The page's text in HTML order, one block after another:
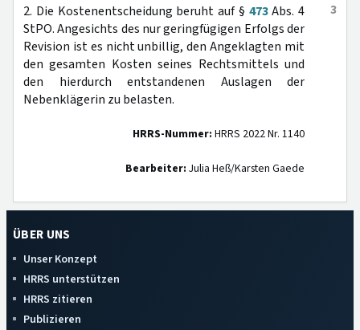
3
2. Die Kostenentscheidung beruht auf § 473Abs. 4
StPO. Angesichts des nur geringfügigen Erfolgs der
Revision ist es nicht unbillig, den Angeklagten mit
den gesamten Kosten seines Rechtsmittels und
den hierdurch entstandenen Auslagen der
Nebenklägerin zu belasten.
HRRS-Nummer: HRRS 2022 Nr. 1140
Bearbeiter: Julia Heß/Karsten Gaede
ÜBER UNS
Unser Konzept
HRRS unterstützen
HRRS zitieren
Publizieren